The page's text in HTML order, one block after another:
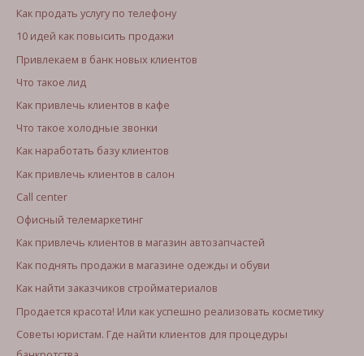
Как продать услугу по телефону
10 идей как повысить продажи
Привлекаем в банк новых клиентов
Что такое лид
Как привлечь клиентов в кафе
Что такое холодные звонки
Как наработать базу клиентов
Как привлечь клиентов в салон
Call center
Офисный телемаркетинг
Как привлечь клиентов в магазин автозапчастей
Как поднять продажи в магазине одежды и обуви
Как найти заказчиков стройматериалов
Продается красота! Или как успешно реализовать косметику
Советы юристам. Где найти клиентов для процедуры